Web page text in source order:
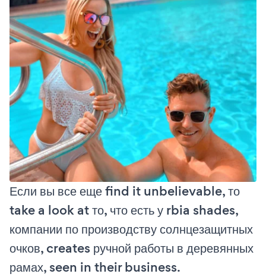
Если вы все еще find it unbelievable, то
take a look at то, что есть у rbia shades,
компании по производству солнцезащитных
очков, creates ручной работы в деревянных
рамах, seen in their business.